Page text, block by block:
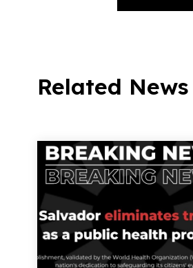
Related News